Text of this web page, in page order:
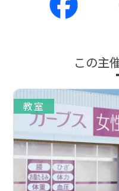
この主
教室